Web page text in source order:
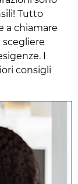
Tutto
a chiamare
scegliere
I
consigli